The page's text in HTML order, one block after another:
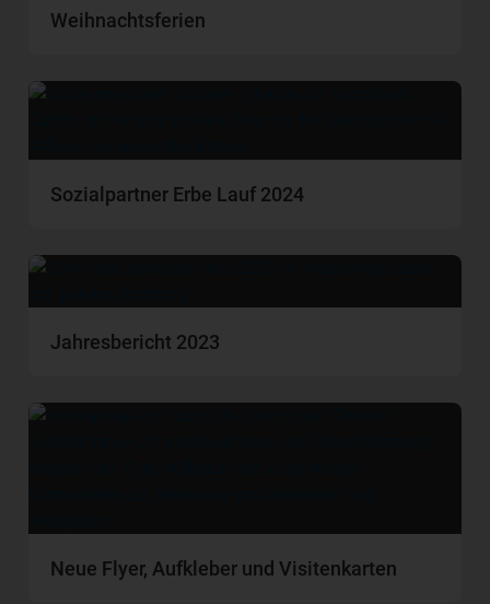
Weihnachtsferien
Sozialpartner Erbe Lauf 2024
Jahresbericht 2023
Neue Flyer, Aufkleber und Visitenkarten